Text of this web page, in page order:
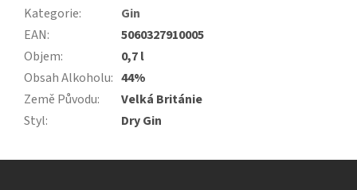
Kategorie:
Gin
EAN:
5060327910005
Objem:
0,7 l
Obsah Alkoholu: 44%
Země Původu:
Velká Británie
Styl: Dry Gin